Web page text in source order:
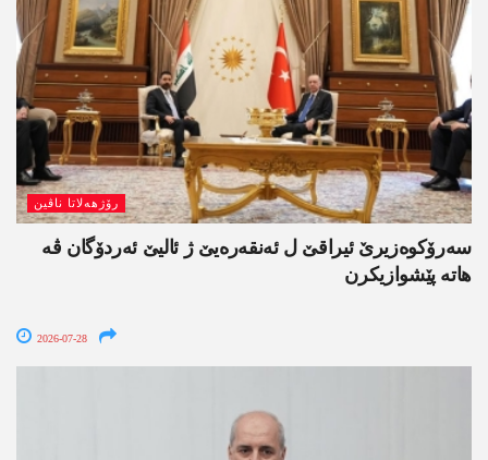
رۆژھەلاتا ناڤین
سەرۆکوەزیرێ ئیراقێ ل ئەنقەرەیێ ژ ئالیێ ئەردۆگان ڤە
ھاتە پێشوازیکرن
2026-07-28